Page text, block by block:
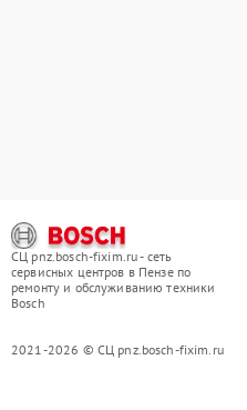
СЦ pnz.bosch-fixim.ru - сеть
сервисных центров в Пензе по
ремонту и обслуживанию техники
Bosch
2021-2026 © СЦ pnz.bosch-fixim.ru